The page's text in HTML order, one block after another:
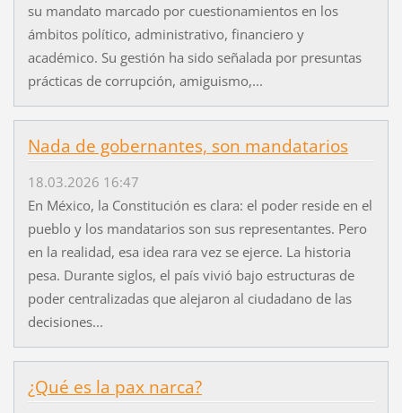
su mandato marcado por cuestionamientos en los
ámbitos político, administrativo, financiero y
académico. Su gestión ha sido señalada por presuntas
prácticas de corrupción, amiguismo,...
Nada de gobernantes, son mandatarios
18.03.2026 16:47
En México, la Constitución es clara: el poder reside en el
pueblo y los mandatarios son sus representantes. Pero
en la realidad, esa idea rara vez se ejerce. La historia
pesa. Durante siglos, el país vivió bajo estructuras de
poder centralizadas que alejaron al ciudadano de las
decisiones...
¿Qué es la pax narca?